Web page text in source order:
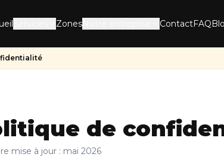
Zones ContactFAQ
de
mise à jour : mai 2026